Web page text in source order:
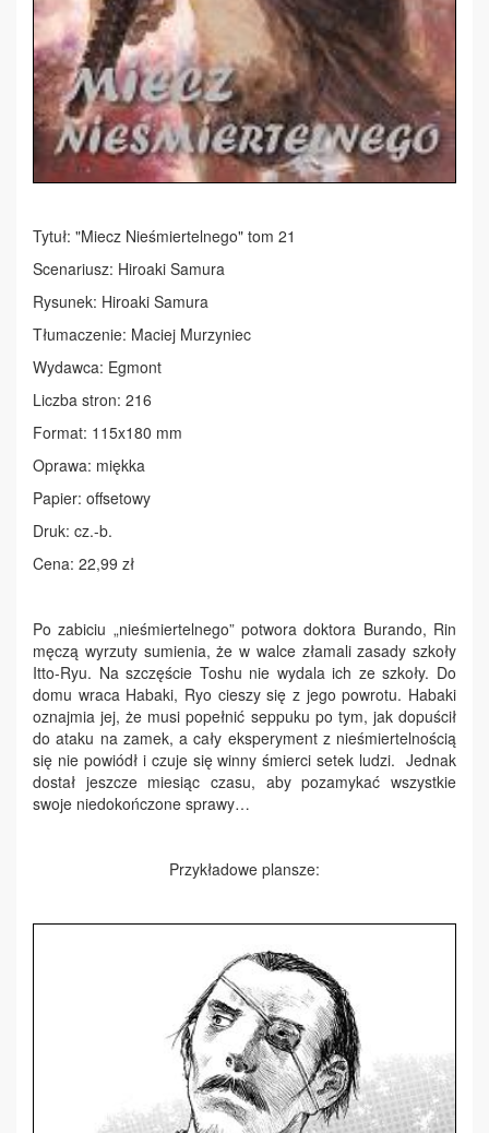
Tytuł: "Miecz Nieśmiertelnego" tom 21
Scenariusz: Hiroaki Samura
Rysunek: Hiroaki Samura
Tłumaczenie: Maciej Murzyniec
Wydawca: Egmont
Liczba stron: 216
Format: 115x180 mm
Oprawa: miękka
Papier: offsetowy
Druk: cz.-b.
Cena: 22,99 zł
Po zabiciu „nieśmiertelnego” potwora doktora Burando, Rin
męczą wyrzuty sumienia, że w walce złamali zasady szkoły
Itto-Ryu. Na szczęście Toshu nie wydala ich ze szkoły. Do
domu wraca Habaki, Ryo cieszy się z jego powrotu. Habaki
oznajmia jej, że musi popełnić seppuku po tym, jak dopuścił
do ataku na zamek, a cały eksperyment z nieśmiertelnością
się nie powiódł i czuje się winny śmierci setek ludzi. Jednak
dostał jeszcze miesiąc czasu, aby pozamykać wszystkie
swoje niedokończone sprawy…
Przykładowe plansze: